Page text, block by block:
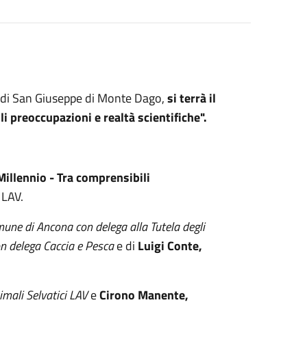
San Giuseppe di Monte Dago,si terrà il
preoccupazioni e realtà scientifiche".
- Tra comprensibili
di Ancona con delega alla Tutela degli
delega Caccia e Pescae di Luigi Conte,
Selvatici LAVeCirono Manente,